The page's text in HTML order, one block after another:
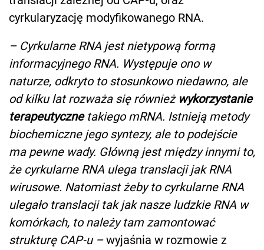
cyrkularyzację modyfikowanego RNA.
– Cyrkularne RNA jest nietypową formą
informacyjnego RNA. Występuje ono w
naturze, odkryto to stosunkowo niedawno, ale
od kilku lat rozważa się również wykorzystanie
terapeutyczne takiego mRNA. Istnieją metody
biochemiczne jego syntezy, ale to podejście
ma pewne wady. Główną jest między innymi to,
że cyrkularne RNA ulega translacji jak RNA
wirusowe. Natomiast żeby to cyrkularne RNA
ulegało translacji tak jak nasze ludzkie RNA w
komórkach, to należy tam zamontować
strukturę CAP-u –wyjaśnia w rozmowie z